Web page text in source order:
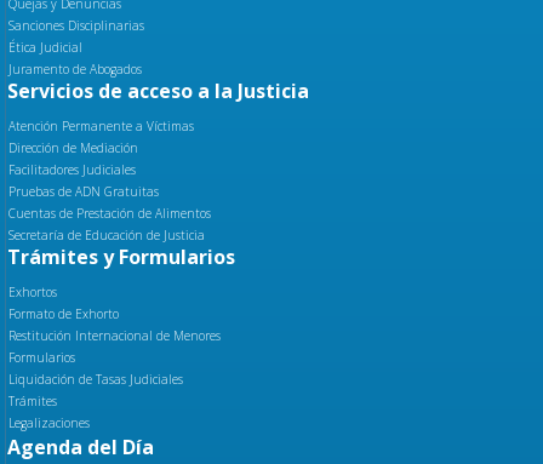
Quejas y Denuncias
Sanciones Disciplinarias
Ética Judicial
Juramento de Abogados
Servicios de acceso a la Justicia
Atención Permanente a Víctimas
Dirección de Mediación
Facilitadores Judiciales
Pruebas de ADN Gratuitas
Cuentas de Prestación de Alimentos
Secretaría de Educación de Justicia
Trámites y Formularios
Exhortos
Formato de Exhorto
Restitución Internacional de Menores
Formularios
Liquidación de Tasas Judiciales
Trámites
Legalizaciones
Agenda del Día